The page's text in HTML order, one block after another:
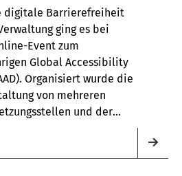
digitale Barrierefreiheit
ging es bei
Event zum
Global Accessibility
Organisiert wurde die
von mehreren
und der